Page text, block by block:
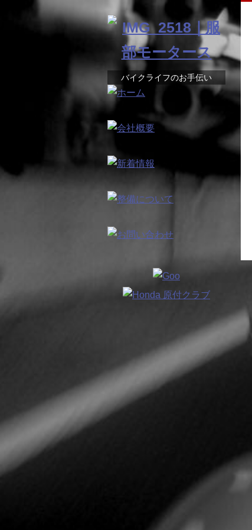
バイクライフのお手伝い